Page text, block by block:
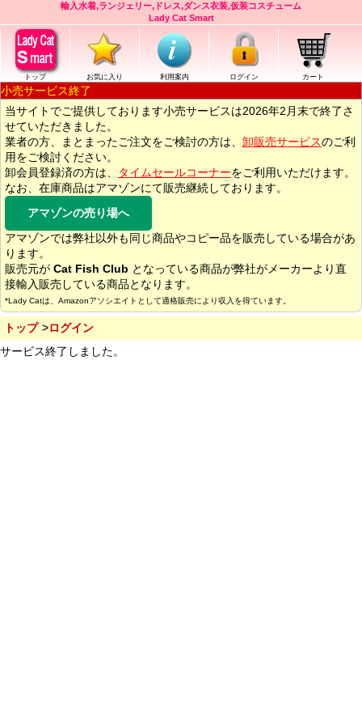
輸入水着,ランジェリー,ドレス,ダンス衣装,仮装コスチューム
Lady Cat Smart
トップ お気に入り 利用案内 ログイン カート
小売サービス終了
当サイトでご提供しております小売サービスは2026年2月末で終了さ
せていただきました。
業者の方、まとまったご注文をご検討の方は、 卸販売サービスのご利
用をご検討ください。
卸会員登録済の方は、
タイムセールコーナーをご利用いただけます。
なお、在庫商品はアマゾンにて販売継続しております。
アマゾンの売り場へ
アマゾンでは弊社以外も同じ商品やコピー品を販売している場合があ
ります。
販売元が Cat Fish Club となっている商品が弊社がメーカーより直
接輸入販売している商品となります。
*Lady Catは、Amazonアソシエイトとして適格販売により収入を得ています。
トップ
ログイン
サービス終了しました。